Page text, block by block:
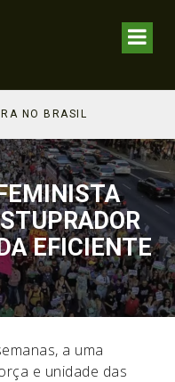
NO BRASIL
EFICIENTE
a uma
e unidade das